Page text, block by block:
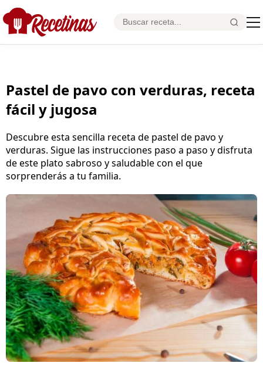
Pastel de pavo con verduras, receta
fácil y jugosa
Descubre esta sencilla receta de pastel de pavo y
verduras. Sigue las instrucciones paso a paso y disfruta
de este plato sabroso y saludable con el que
sorprenderás a tu familia.